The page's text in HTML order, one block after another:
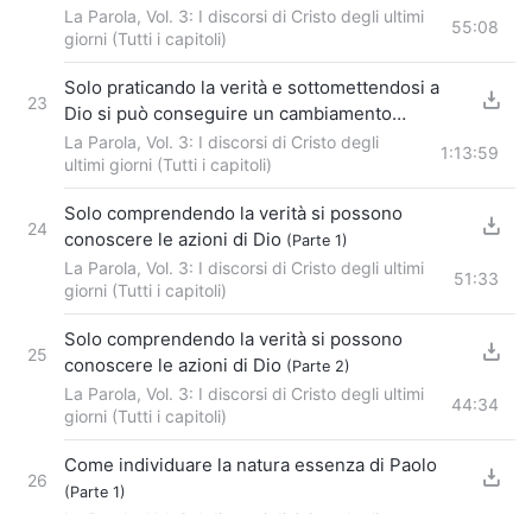
nell’indole(Parte 1)
La Parola, Vol. 3: I discorsi di Cristo degli ultimi
giorni (Tutti i capitoli)
55:08
23
Solo praticando la verità e sottomettendosi a
Dio si può conseguire un cambiamento
nell’indole(Parte 2)
La Parola, Vol. 3: I discorsi di Cristo degli
ultimi giorni (Tutti i capitoli)
1:13:59
24
Solo comprendendo la verità si possono
conoscere le azioni di Dio (Parte 1)
La Parola, Vol. 3: I discorsi di Cristo degli ultimi
giorni (Tutti i capitoli)
51:33
25
Solo comprendendo la verità si possono
conoscere le azioni di Dio (Parte 2)
La Parola, Vol. 3: I discorsi di Cristo degli ultimi
giorni (Tutti i capitoli)
44:34
26
Come individuare la natura essenza di Paolo
(Parte 1)